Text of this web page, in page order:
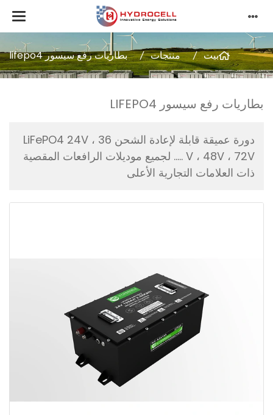
بيت منتجات بطاريات رفع سيسور lifepo4
بطاريات رفع سيسور LIFEPO4
دورة عميقة قابلة لإعادة الشحن LiFePO4 24V ، 36
V ، 48V ، 72V ..... لجميع موديلات الرافعات المقصية
ذات العلامات التجارية الأعلى